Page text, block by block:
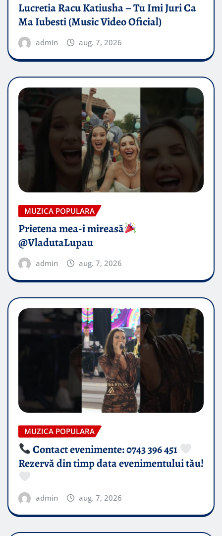
Lucretia Racu Katiusha – Tu Imi Juri Ca
Ma Iubesti (Music Video Oficial)
admin aug. 7, 2026
MUZICA POPULARA
Prietena mea-i mireasă​
@VladutaLupau
admin aug. 7, 2026
MUZICA POPULARA
Contact evenimente: 0743 396 451
Rezervă din timp data evenimentului tău!
admin aug. 7, 2026